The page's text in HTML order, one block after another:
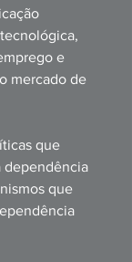
e
mercado de
que
dependência
que